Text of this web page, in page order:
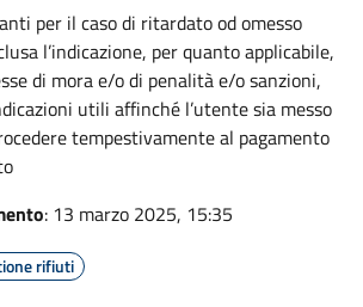
per il caso di ritardato od omesso
l’indicazione, per quanto applicabile,
di mora e/o di penalità e/o sanzioni,
utili affinché l’utente sia messo
tempestivamente al pagamento
: 13 marzo 2025, 15:35
rifiuti